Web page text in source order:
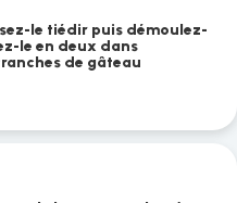
le tiédir puis démoulez-
le en deux dans
de gâteau